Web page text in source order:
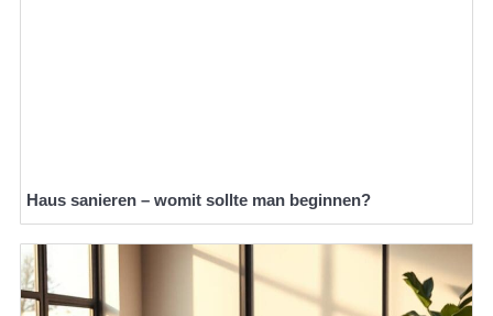
Haus sanieren – womit sollte man beginnen?